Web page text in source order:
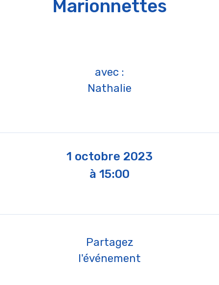
Marionnettes
avec :
Nathalie
1 octobre 2023
à 15:00
Partagez
l'événement